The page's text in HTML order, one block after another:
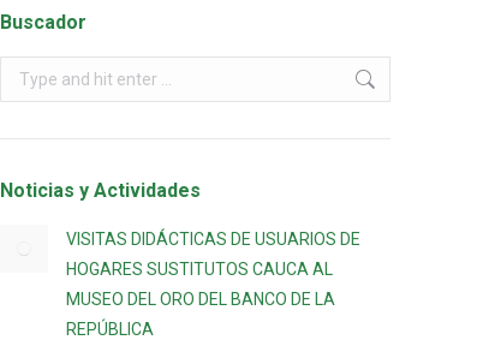
Buscador
Noticias y Actividades
VISITAS DIDÁCTICAS DE USUARIOS DE
HOGARES SUSTITUTOS CAUCA AL
MUSEO DEL ORO DEL BANCO DE LA
REPÚBLICA